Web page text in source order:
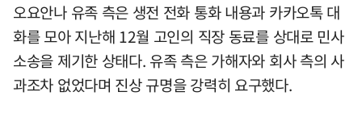
오요안나 유족 측은 생전 전화 통화 내용과 카카오톡 대
화를 모아 지난해 12월 고인의 직장 동료를 상대로 민사
소송을 제기한 상태다. 유족 측은 가해자와 회사 측의 사
과조차 없었다며 진상 규명을 강력히 요구했다.